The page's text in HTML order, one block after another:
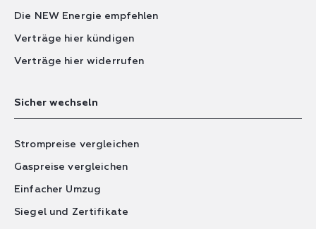
Die NEW Energie empfehlen
Verträge hier kündigen
Verträge hier widerrufen
Sicher wechseln
Strompreise vergleichen
Gaspreise vergleichen
Einfacher Umzug
Siegel und Zertifikate